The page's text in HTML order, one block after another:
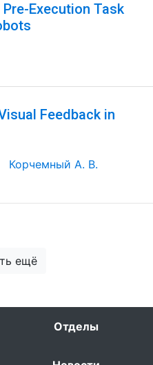
Execution Task
Feedback in
Корчемный А. В.
ещё
Отделы